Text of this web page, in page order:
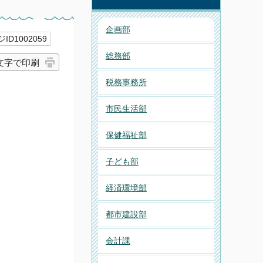
ID1002059
字で印刷
企画部
総務部
税務事務所
市民生活部
保健福祉部
子ども部
経済環境部
都市建設部
会計課